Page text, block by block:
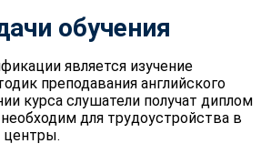
обучения
является изучение
преподавания английского
курса слушатели получат диплом
для трудоустройства в
центры.